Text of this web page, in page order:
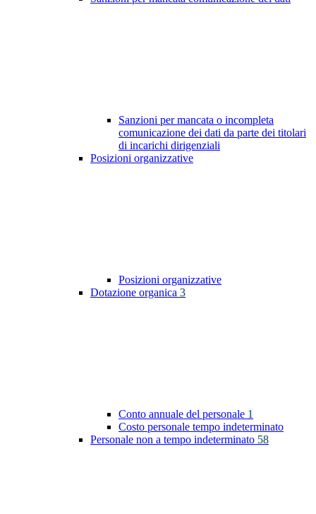
Sanzioni per mancata o incompleta
comunicazione dei dati da parte dei titolari
di incarichi dirigenziali
Posizioni organizzative
Posizioni organizzative
Dotazione organica 3
Conto annuale del personale 1
Costo personale tempo indeterminato
Personale non a tempo indeterminato 58